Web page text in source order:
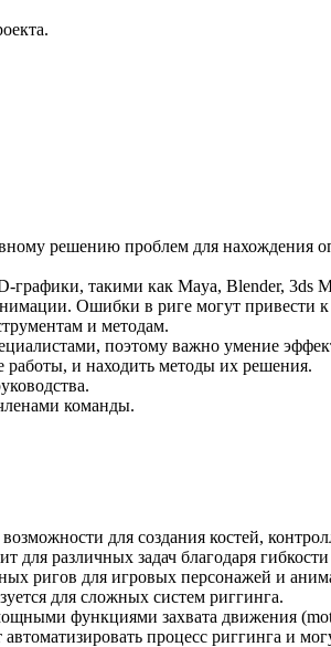
решению проблем для нахождения
такими как Maya, Blender, 3ds
Ошибки в риге могут привести
и методам.
поэтому важно умение
работы, и находить методы их решения.
команды.
для создания костей,
различных задач благодаря
ригов для игровых персонажей и
для сложных систем риггинга.
функциями захвата движения
процесс риггинга и